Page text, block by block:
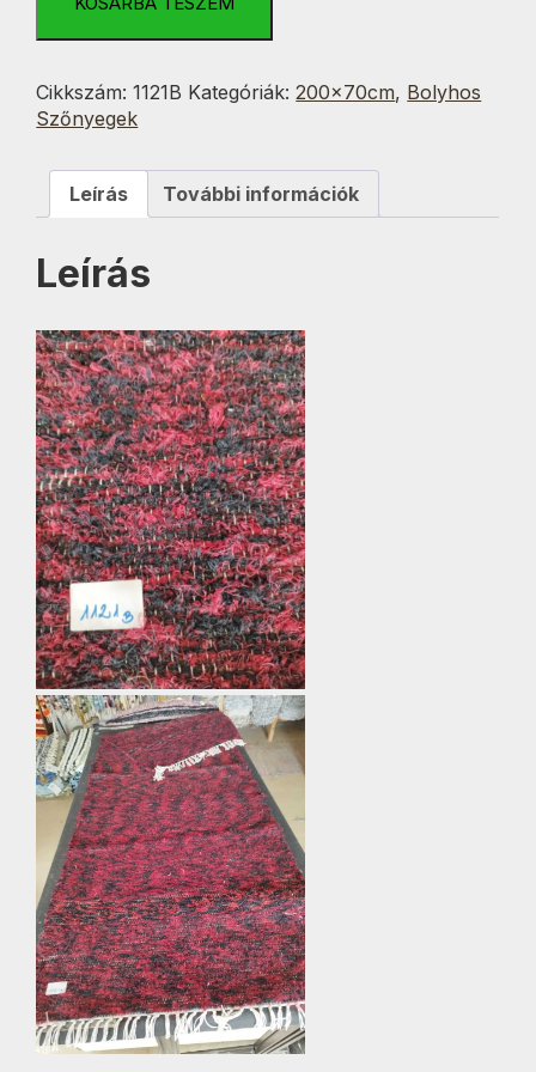
cm
mennyiség
Cikkszám:1121B Kategóriák:200x70cm, Bolyhos
Szőnyegek
Leírás További információk
Leírás